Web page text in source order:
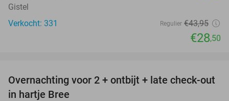
Gistel
Verkocht: 331
Regulier €43,95
€28,50
41%
TODAY
Overnachting voor 2 + ontbijt + late check-out
in hartje Bree